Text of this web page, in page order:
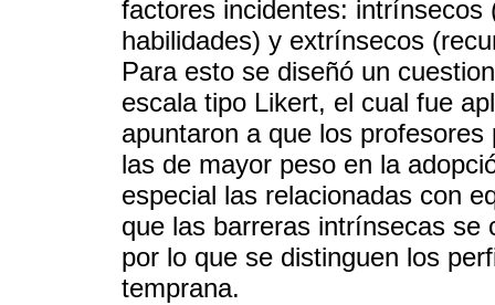
factores incidentes:
habilidades) y extrínsecos
Para esto se diseñó un
escala tipo Likert, el cual fue
apuntaron a que los
las de mayor peso en la
especial las relacionadas con
que las barreras intrínsecas se
por lo que se distinguen los
temprana.